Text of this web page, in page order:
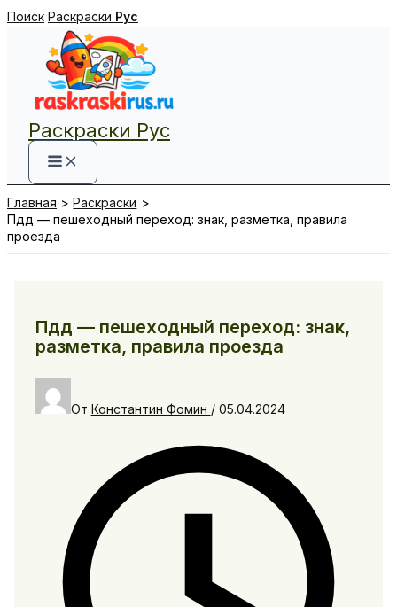
Перейти
содержимому
Поиск Раскраски Рус
Раскраски Рус
Главная
Раскраски
Пдд — пешеходный переход: знак, разметка, правила
проезда
Пдд — пешеходный переход: знак,
разметка, правила проезда
От Константин Фомин / 05.04.2024